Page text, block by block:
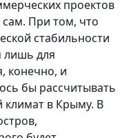
проектов
сам. При том, что
стабильности
лишь для
конечно, и
бы рассчитывать
в Крыму. В